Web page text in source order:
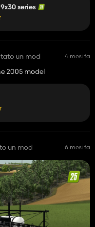
series
un mod 4 mesi fa
2005 model
un mod 6 mesi fa